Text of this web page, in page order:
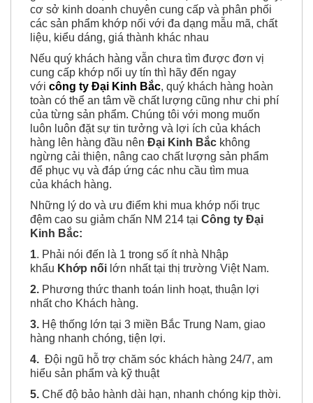
cơ sở kinh doanh chuyên cung cấp và phân phối
các sản phẩm khớp nối với đa dạng mẫu mã, chất
liệu, kiểu dáng, giá thành khác nhau
Nếu quý khách hàng vẫn chưa tìm được đơn vị
cung cấp khớp nối uy tín thì hãy đến ngay
với công ty Đại Kinh Bắc, quý khách hàng hoàn
toàn có thể an tâm về chất lượng cũng như chi phí
của từng sản phẩm. Chúng tôi với mong muốn
luôn luôn đặt sự tin tưởng và lợi ích của khách
hàng lên hàng đầu nên Đại Kinh Bắc không
ngừng cải thiện, nâng cao chất lượng sản phẩm
để phục vụ và đáp ứng các nhu cầu tìm mua
của khách hàng.
Những lý do và ưu điểm khi mua khớp nối trục
đệm cao su giảm chấn NM 214 tại Công ty Đại
Kinh Bắc:
1. Phải nói đến là 1 trong số ít nhà Nhập
khẩu Khớp nối lớn nhất tại thị trường Việt Nam.
2. Phương thức thanh toán linh hoạt, thuận lợi
nhất cho Khách hàng.
3. Hệ thống lớn tại 3 miền Bắc Trung Nam, giao
hàng nhanh chóng, tiện lợi.
4. Đội ngũ hỗ trợ chăm sóc khách hàng 24/7, am
hiểu sản phẩm và kỹ thuật
5. Chế độ bảo hành dài hạn, nhanh chóng kịp thời.